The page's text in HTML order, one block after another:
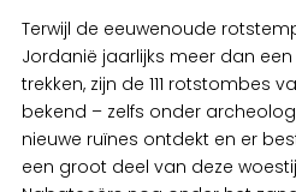
Terwijl de eeuwenoude
Jordanië jaarlijks meer dan
trekken, zijn de 111 rotstombes
bekend – zelfs onder
nieuwe ruïnes ontdekt en er
een groot deel van deze